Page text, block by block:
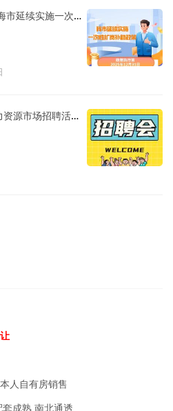
每招用1人发放1500元,威海市延续实施一次性扩岗补助政策
43场！8月威海市各级人力资源市场招聘活动计划公布
人自有房销售
成熟 南北通透